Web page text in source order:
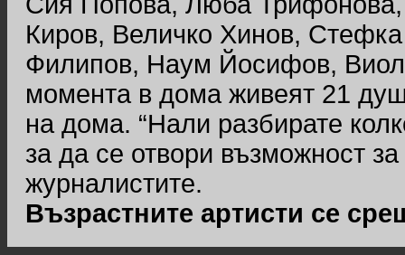
Киров, Величко Хинов,
Филипов, Наум Йосифов,
момента в дома живеят 21
на дома. “Нали разбирате
за да се отвори възможност
журналистите.
Възрастните артисти се